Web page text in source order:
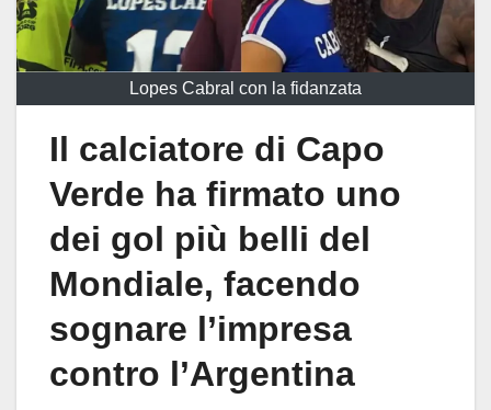
Lopes Cabral con la fidanzata
Il calciatore di Capo
Verde ha firmato uno
dei gol più belli del
Mondiale, facendo
sognare l’impresa
contro l’Argentina